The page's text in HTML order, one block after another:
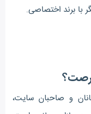
با برند اختصاصی.
و صاحبان سایت،